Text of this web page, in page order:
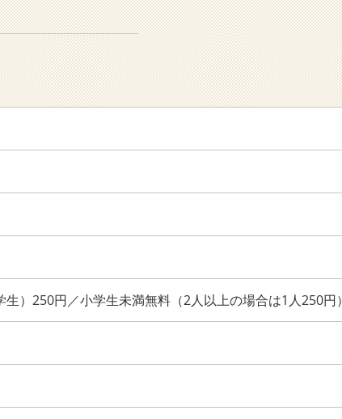
）250円／小学生未満無料（2人以上の場合は1人250円）